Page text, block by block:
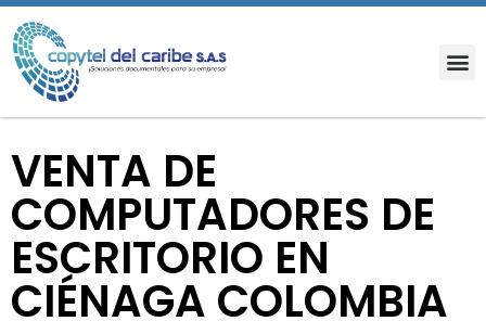
VENTA DE
COMPUTADORES DE
ESCRITORIO EN
CIÉNAGA COLOMBIA